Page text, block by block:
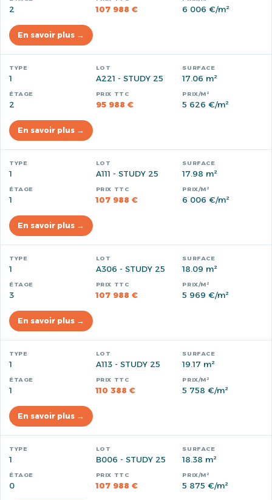
2 107 988 € 6 006 €/m²
En savoir plus →
1 A221 - STUDY 25 17.06 m²
2 95 988 € 5 626 €/m²
En savoir plus →
1 A111 - STUDY 25 17.98 m²
1 107 988 € 6 006 €/m²
En savoir plus →
1 A306 - STUDY 25 18.09 m²
3 107 988 € 5 969 €/m²
En savoir plus →
1 A113 - STUDY 25 19.17 m²
1 110 388 € 5 758 €/m²
En savoir plus →
1 B006 - STUDY 25 18.38 m²
0 107 988 € 5 875 €/m²